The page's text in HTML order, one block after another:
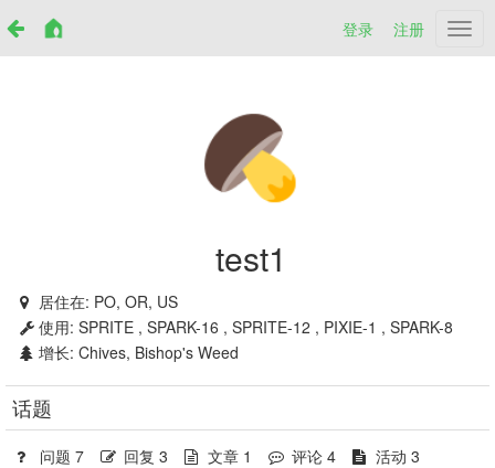
登录 注册
test1
居住在: PO, OR, US
使用: SPRITE , SPARK-16 , SPRITE-12 , PIXIE-1 , SPARK-8
增长: Chives, Bishop's Weed
话题
问题 7 回复 3 文章 1 评论 4
活动 3